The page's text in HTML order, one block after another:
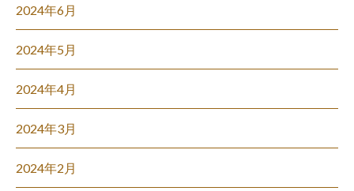
2024年6月
2024年5月
2024年4月
2024年3月
2024年2月